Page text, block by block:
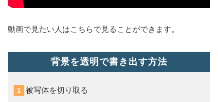
動画で見たい人はこちらで見ることができます。
背景を透明で書き出す方法
被写体を切り取る